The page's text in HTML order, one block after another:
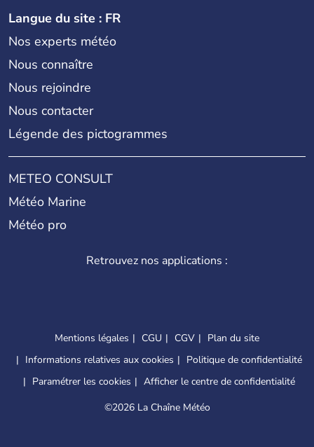
Langue du site : FR
Nos experts météo
Nous connaître
Nous rejoindre
Nous contacter
Légende des pictogrammes
METEO CONSULT
Météo Marine
Météo pro
Retrouvez nos applications :
Mentions légales CGU CGV
Plan du site
Informations relatives aux cookies
Politique de confidentialité
Paramétrer les cookies
Afficher le centre de confidentialité
©2026 La Chaîne Météo